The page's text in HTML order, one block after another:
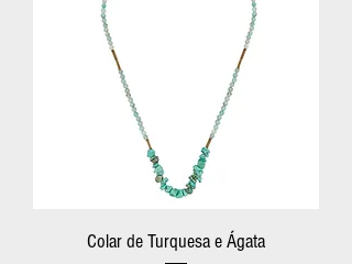
Colar de Turquesa e Ágata